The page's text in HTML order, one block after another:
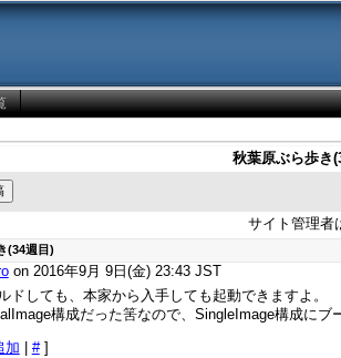
秋葉原ぶら歩き
サイト管理者
(34週目)
on 2016年9月 9日(金) 23:43 JST
ドしても、本家から入手しても起動できますよ。
構成だった筈なので、SingleImage構成にブ
加 #]